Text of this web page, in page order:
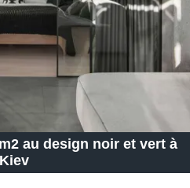
au design noir et vert à
Kiev